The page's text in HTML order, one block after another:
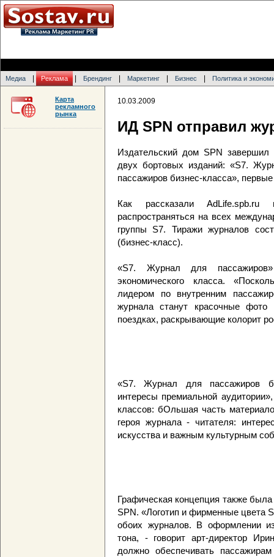
Медиа Реклама Брендинг Маркетинг Бизнес Политика и
10.03.2009
ИД SPN отправил
Издательский дом SPN завершил
двух бортовых изданий: «S7.
пассажиров бизнес-класса»,
Как рассказали
распространяться на всех
группы S7. Тиражи журналов
(бизнес-класс).
«S7. Журнал для
экономического класса.
лидером по внутренним
журнала станут красочные
поездках, раскрывающие колорит
«S7. Журнал для пассажиров
интересы премиальной
классов: бОльшая часть
героя журнала - читателя:
искусства и важным культурным
Графическая концепция также
SPN. «Логотип и фирменные цвета
обоих журналов. В оформлении
тона, - говорит арт-директор
должно обеспечивать
Карта
рекламного
рынка